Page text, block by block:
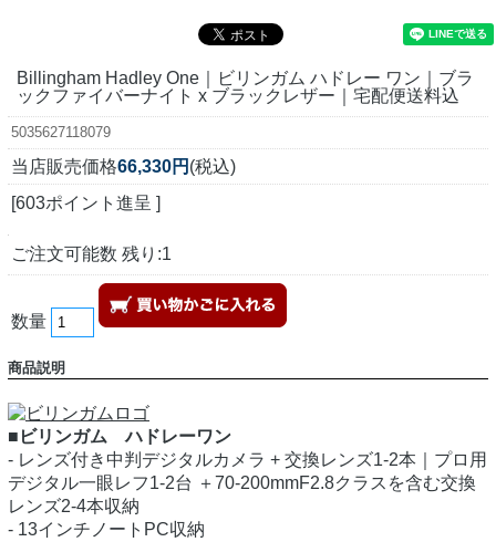
Billingham Hadley One｜ビリンガム ハドレー ワン｜ブラ
ックファイバーナイト x ブラックレザー｜宅配便送料込
5035627118079
当店販売価格66,330円 (税込)
[603ポイント進呈 ]
ご注文可能数 残り:1
数量
商品説明
■ビリンガム ハドレーワン
- レンズ付き中判デジタルカメラ + 交換レンズ1-2本｜プロ用
デジタル一眼レフ1-2台 ＋70-200mmF2.8クラスを含む交換
レンズ2-4本収納
- 13インチノートPC収納